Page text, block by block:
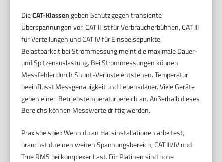
DieCAT-Klassengeben Schutz gegen transiente
Überspannungen vor. CAT II ist für Verbraucherbühnen, CAT III
für Verteilungen und CAT IV für Einspeisepunkte.
Belastbarkeit bei Strommessung meint die maximale Dauer-
und Spitzenauslastung. Bei Strommessungen können
Messfehler durch Shunt-Verluste entstehen. Temperatur
beeinflusst Messgenauigkeit und Lebensdauer. Viele Geräte
geben einen Betriebstemperaturbereich an. Außerhalb dieses
Bereichs können Messwerte driftig werden.
Praxisbeispiel: Wenn du an Hausinstallationen arbeitest,
brauchst du einen weiten Spannungsbereich, CAT III/IV und
True RMS bei komplexer Last. Für Platinen sind hohe